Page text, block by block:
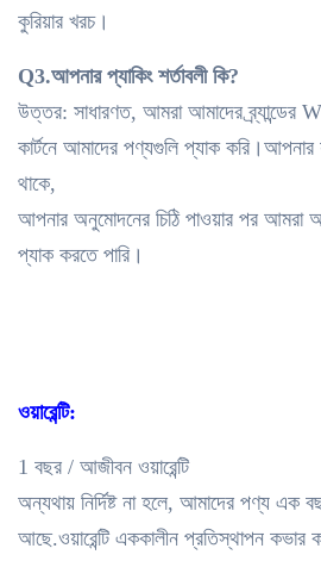
কুরিয়ার খরচ।
Q3.আপনার প্যাকিং শর্তাবলী কি?
উত্তর: সাধারণত, আমরা আমাদের ব্র্যান্ডের
কার্টনে আমাদের পণ্যগুলি প্যাক করি।আপনার
থাকে,
আপনার অনুমোদনের চিঠি পাওয়ার পর আমরা
প্যাক করতে পারি।
ওয়ারেন্টি:
1 বছর / আজীবন ওয়ারেন্টি
অন্যথায় নির্দিষ্ট না হলে, আমাদের পণ্য এক
আছে.ওয়ারেন্টি এককালীন প্রতিস্থাপন কভার